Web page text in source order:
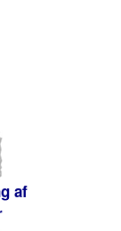
af